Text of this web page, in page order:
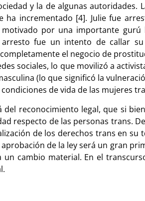
y la de algunas autoridades.
incrementado [4]. Julie fue
por una importante gurú
fue un intento de callar
el negocio de
sociales, lo que movilizó a
(lo que significó la
de vida de las mujeres
reconocimiento legal, que si
respecto de las personas trans.
de los derechos trans en
de la ley será un gran
cambio material. En el